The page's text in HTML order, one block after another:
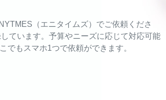
（エニタイムズ）でご依頼くださ
ています。予算やニーズに応じて対応可能
でもスマホ1つで依頼ができます。